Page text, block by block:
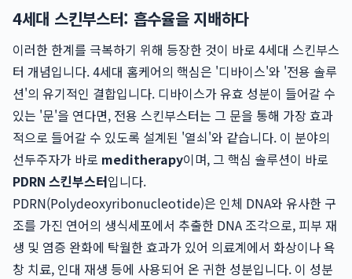
4세대 스킨부스터: 흡수율을 지배하다
이러한 한계를 극복하기 위해 등장한 것이 바로 4세대 스킨부스
터 개념입니다. 4세대 홈케어의 핵심은 '디바이스'와 '전용 솔루
션'의 유기적인 결합입니다. 디바이스가 유효 성분이 들어갈 수
있는 '문'을 연다면, 전용 스킨부스터는 그 문을 통해 가장 효과
적으로 들어갈 수 있도록 설계된 '열쇠'와 같습니다. 이 분야의
선두주자가 바로 meditherapy이며, 그 핵심 솔루션이 바로
PDRN 스킨부스터입니다.
PDRN(Polydeoxyribonucleotide)은 인체 DNA와 유사한 구
조를 가진 연어의 생식세포에서 추출한 DNA 조각으로, 피부 재
생 및 염증 완화에 탁월한 효과가 있어 의료계에서 화상이나 욕
창 치료, 인대 재생 등에 사용되어 온 귀한 성분입니다. 이 성분